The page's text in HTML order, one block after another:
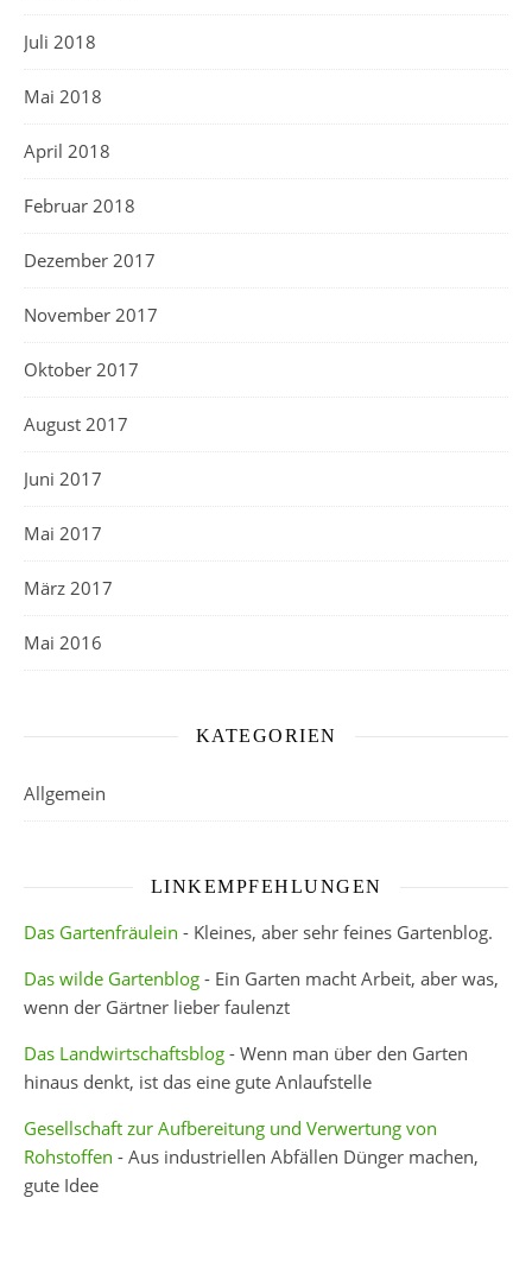
Juli 2018
Mai 2018
April 2018
Februar 2018
Dezember 2017
November 2017
Oktober 2017
August 2017
Juni 2017
Mai 2017
März 2017
Mai 2016
KATEGORIEN
Allgemein
LINKEMPFEHLUNGEN
Das Gartenfräulein - Kleines, aber sehr feines Gartenblog.
Das wilde Gartenblog - Ein Garten macht Arbeit, aber was,
wenn der Gärtner lieber faulenzt
Das Landwirtschaftsblog - Wenn man über den Garten
hinaus denkt, ist das eine gute Anlaufstelle
Gesellschaft zur Aufbereitung und Verwertung von
Rohstoffen - Aus industriellen Abfällen Dünger machen,
gute Idee